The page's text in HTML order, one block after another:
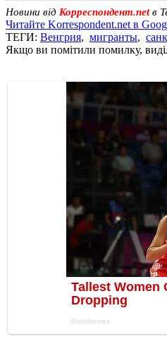
Новини від Корреспондент.netв
Читайте Korrespondent.net в
ТЕГИ: Венгрия, мигранты,
Якщо ви помітили помилку,